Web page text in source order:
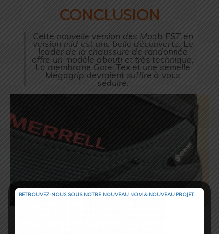
CONCLUSION
Cette nouvelle version des Moab FST en
version mid est une belle découverte. Le
leader de la chaussure de randonnée
offre un modèle abouti et très technique.
La membrane Gore-Tex et une semelle
Mégagrip devraient suffire à vous
séduire.
RETROUVEZ-NOUS SOUS NOTRE NOUVEAU NOM & NOUVEAU PROJET